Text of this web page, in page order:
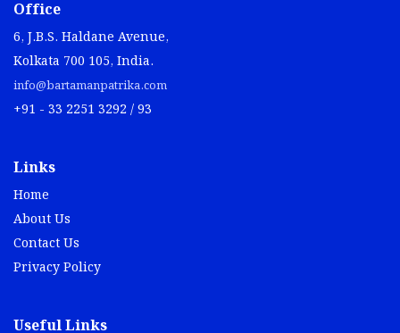
Office
6, J.B.S. Haldane Avenue,
Kolkata 700 105, India.
info@bartamanpatrika.com
+91 - 33 2251 3292 / 93
Links
Home
About Us
Contact Us
Privacy Policy
Useful Links